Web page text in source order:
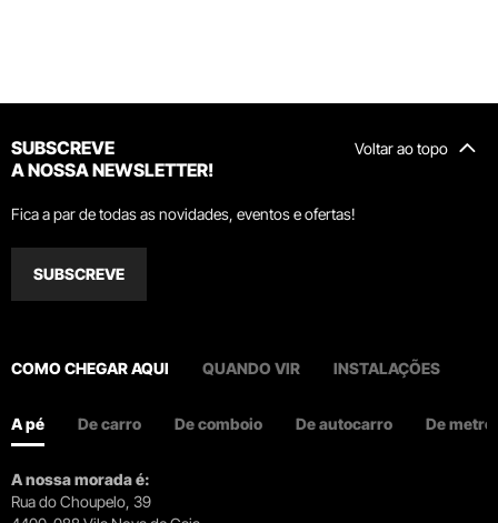
Voltar ao topo
SUBSCREVE
A NOSSA NEWSLETTER!
Fica a par de todas as novidades, eventos e ofertas!
SUBSCREVE
COMO CHEGAR AQUI QUANDO VIR INSTALAÇÕES
A pé De carro De comboio De autocarro De metro
A nossa morada é:
Rua do Choupelo, 39